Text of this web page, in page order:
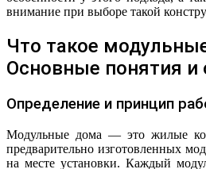
внимание при выборе такой
Что такое
Основные понятия и
Определение и принцип
Модульные дома — это жилые
предварительно изготовленных
на месте установки. Каждый